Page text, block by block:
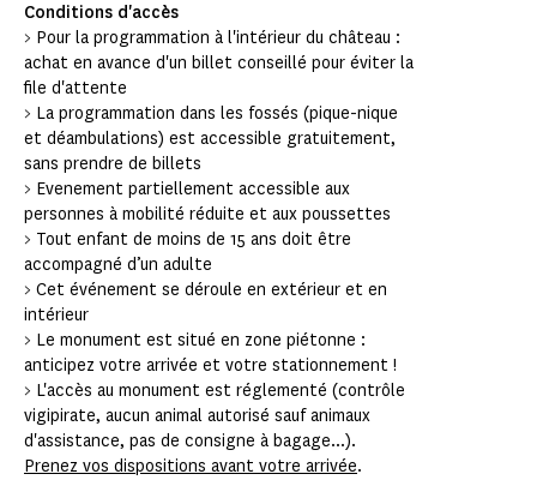
Conditions d'accès
> Pour la programmation à l'intérieur du château :
achat en avance d'un billet conseillé pour éviter la
file d'attente
> La programmation dans les fossés (pique-nique
et déambulations) est accessible gratuitement,
sans prendre de billets
> Evenement partiellement accessible aux
personnes à mobilité réduite et aux poussettes
> Tout enfant de moins de 15 ans doit être
accompagné d’un adulte
> Cet événement se déroule en extérieur et en
intérieur
> Le monument est situé en zone piétonne :
anticipez votre arrivée et votre stationnement !
> L'accès au monument est réglementé (contrôle
vigipirate, aucun animal autorisé sauf animaux
d'assistance, pas de consigne à bagage...).
Prenez vos dispositions avant votre arrivée.